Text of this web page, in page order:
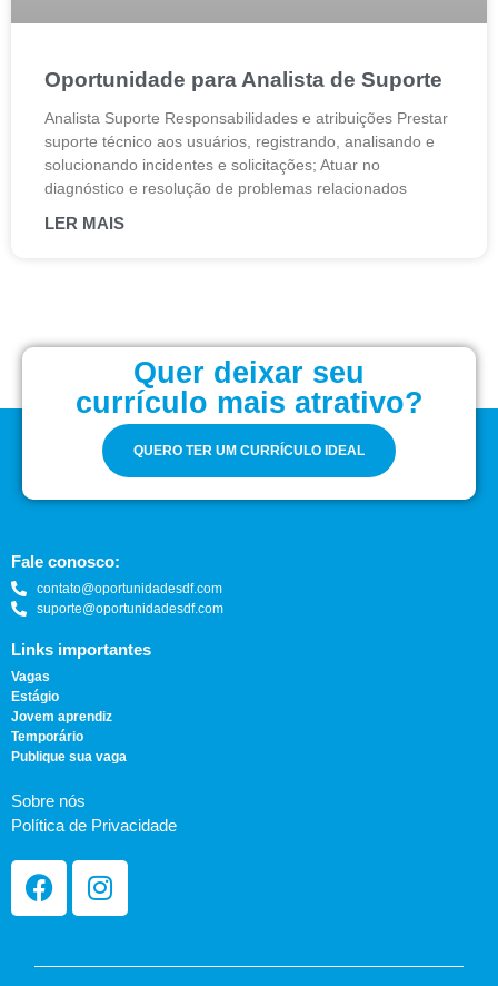
Oportunidade para Analista de Suporte
Analista Suporte Responsabilidades e atribuições Prestar
suporte técnico aos usuários, registrando, analisando e
solucionando incidentes e solicitações; Atuar no
diagnóstico e resolução de problemas relacionados
LER MAIS
Quer deixar seu
currículo mais atrativo?
QUERO TER UM CURRÍCULO IDEAL
Fale conosco:
contato@oportunidadesdf.com
suporte@oportunidadesdf.com
Links importantes
Vagas
Estágio
Jovem aprendiz
Temporário
Publique sua vaga
Sobre nós
Política de Privacidade